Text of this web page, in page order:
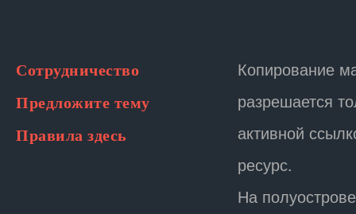
Сотрудничество
Предложите тему
Правила здесь
Копирование
разрешается
активной
ресурс.
На